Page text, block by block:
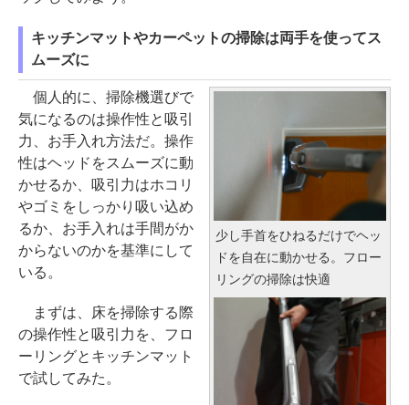
キッチンマットやカーペットの掃除は両手を使ってス
ムーズに
少し手首をひねるだけでヘッ
ドを自在に動かせる。フロー
リングの掃除は快適
個人的に、掃除機選びで
気になるのは操作性と吸引
力、お手入れ方法だ。操作
性はヘッドをスムーズに動
かせるか、吸引力はホコリ
やゴミをしっかり吸い込め
るか、お手入れは手間がか
からないのかを基準にして
いる。
まずは、床を掃除する際
の操作性と吸引力を、フロ
ーリングとキッチンマット
で試してみた。